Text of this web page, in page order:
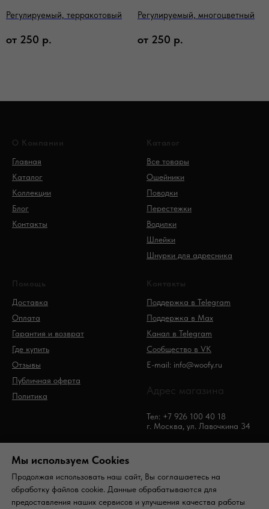
Регулируемый, терракотовый
от 250 р.
Регулируемый, многоцветный
от 250 р.
О Компании
Главная
Каталог
Коллекции
Блог
Контакты
Каталог
Все товары
Ошейники
Поводки
Перестежки
Водилки
Шлейки
Шнурки для адресника
Помощь
Доставка
Оплата
Гарантия и возврат
Где купить
Отзывы
Публичная оферта
Политика
Контакты
Поддержка в Telegram
Поддержка в Max
Канал в Telegram
Сообщество в VK
E-mail: info@woofy.ru
Адрес магазина
Тел: +7 926 100 40 18
г. Москва, ул. Лавочкина 34
Мы используем Сookies
Продолжая использовать наш сайт, Вы соглашаетесь на
обработку файлов cookie. Данные обрабатываются для
предоставления наших сервисов и улучшения качества работы